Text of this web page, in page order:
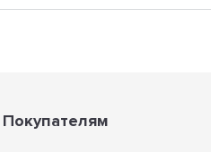
Покупателям